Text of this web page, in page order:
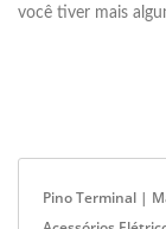
você tiver mais
Pino Terminal |